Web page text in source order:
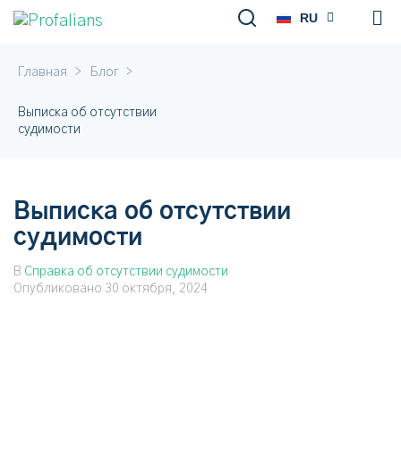
RU
DE
Главная > Блог >
Выписка об отсутствии
судимости
Выписка об отсутствии
судимости
В Справка об отсутствии судимости
Опубликовано 30 октября, 2024